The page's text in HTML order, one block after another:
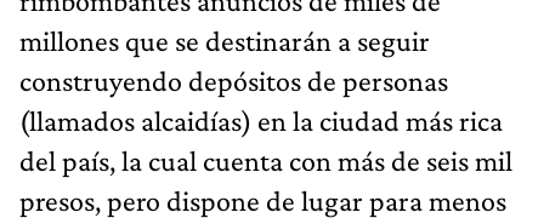
millones que se destinarán a seguir
construyendo depósitos de personas
(llamados alcaidías) en la ciudad más rica
del país, la cual cuenta con más de seis mil
presos, pero dispone de lugar para menos